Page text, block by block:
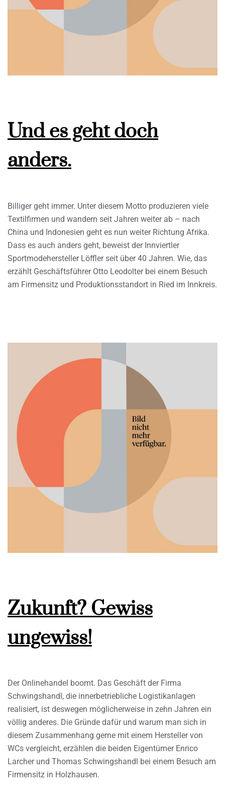
Und es geht doch
anders.
Billiger geht immer. Unter diesem Motto produzieren viele
Textilfirmen und wandern seit Jahren weiter ab – nach
China und Indonesien geht es nun weiter Richtung Afrika.
Dass es auch anders geht, beweist der Innviertler
Sportmodehersteller Löffler seit über 40 Jahren. Wie, das
erzählt Geschäftsführer Otto Leodolter bei einem Besuch
am Firmensitz und Produktionsstandort in Ried im Innkreis.
Zukunft? Gewiss
ungewiss!
Der Onlinehandel boomt. Das Geschäft der Firma
Schwingshandl, die innerbetriebliche Logistikanlagen
realisiert, ist deswegen möglicherweise in zehn Jahren ein
völlig anderes. Die Gründe dafür und warum man sich in
diesem Zusammenhang gerne mit einem Hersteller von
WCs vergleicht, erzählen die beiden Eigentümer Enrico
Larcher und Thomas Schwingshandl bei einem Besuch am
Firmensitz in Holzhausen.